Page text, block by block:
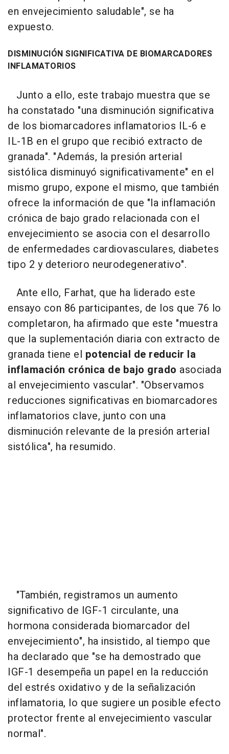
en envejecimiento saludable", se ha
expuesto.
DISMINUCIÓN SIGNIFICATIVA DE BIOMARCADORES
INFLAMATORIOS
Junto a ello, este trabajo muestra que se
ha constatado "una disminución significativa
de los biomarcadores inflamatorios IL-6 e
IL-1B en el grupo que recibió extracto de
granada". "Además, la presión arterial
sistólica disminuyó significativamente" en el
mismo grupo, expone el mismo, que también
ofrece la información de que "la inflamación
crónica de bajo grado relacionada con el
envejecimiento se asocia con el desarrollo
de enfermedades cardiovasculares, diabetes
tipo 2 y deterioro neurodegenerativo".
Ante ello, Farhat, que ha liderado este
ensayo con 86 participantes, de los que 76 lo
completaron, ha afirmado que este "muestra
que la suplementación diaria con extracto de
granada tiene el potencial de reducir la
inflamación crónica de bajo grado asociada
al envejecimiento vascular". "Observamos
reducciones significativas en biomarcadores
inflamatorios clave, junto con una
disminución relevante de la presión arterial
sistólica", ha resumido.
"También, registramos un aumento
significativo de IGF-1 circulante, una
hormona considerada biomarcador del
envejecimiento", ha insistido, al tiempo que
ha declarado que "se ha demostrado que
IGF-1 desempeña un papel en la reducción
del estrés oxidativo y de la señalización
inflamatoria, lo que sugiere un posible efecto
protector frente al envejecimiento vascular
normal".